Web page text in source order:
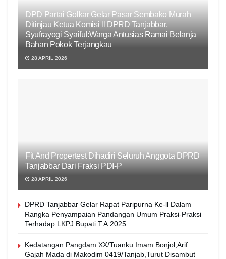
DPD Partai Golkar Gelar Pasar Sembako Murah
Ditinjau Ketua Komisi ll DPRD Tanjabbar,
Syufrayogi Syaiful:Warga Antusias Ramai Belanja
Bahan Pokok Terjangkau
28 APRIL 2026
Fit And Propertest Dihadiri Seluruh Anggota DPRD
Tanjabbar Dari Fraksi PDI-P
28 APRIL 2026
DPRD Tanjabbar Gelar Rapat Paripurna Ke-ll Dalam
Rangka Penyampaian Pandangan Umum Praksi-Praksi
Terhadap LKPJ Bupati T.A.2025
Kedatangan Pangdam XX/Tuanku Imam Bonjol,Arif
Gajah Mada di Makodim 0419/Tanjab,Turut Disambut